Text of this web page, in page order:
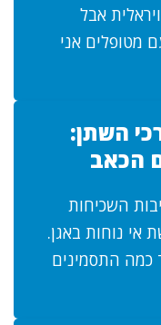
אבל
מטופלים אני
השתן:
הכאב
השכיחות
אי נוחות באגן.
כמה התסמינים